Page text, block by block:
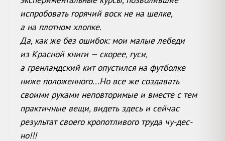
испробовать горячий воск не на шелке,
а на плотном хлопке.
Да, как же без ошибок: мои малые лебеди
из Красной книги — скорее, гуси,
а гренландский кит опустился на футболке
ниже положенного...Но все же создавать
своими руками неповторимые и вместе с тем
практичные вещи, видеть здесь и сейчас
результат своего кропотливого труда чу-дес-
но!!!